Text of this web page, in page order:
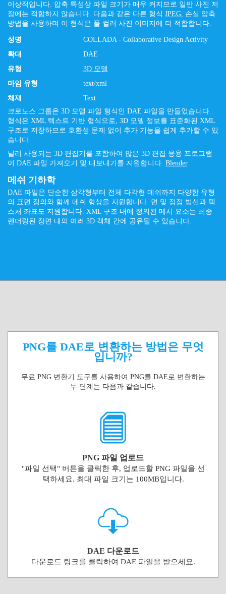
이상적입니다. 압축 특성상 파일 크기가 매우 커지므로 일반 사진 저
장에는 적합하지 않습니다. 다음과 같은 다른 형식 JPEG, 손실 압축
방법을 사용하며 이 형식은 풀 컬러 사진 이미지에 더 적합합니다.
성명
COLLADA - Collaborative Design Activity
확대
DAE
유형
3D 모델
마임 유형
text/xml
체재
Text
크로노스 그룹은 3D 모델 파일 형식인 DAE 파일을 만들었습니다.
형식은 XML 텍스트 기반 형식으로, 3D 모델 정보를 표준화된 XML
구조로 저장하므로 호환성 문제 없이 추가 기능을 쉽게 추가할 수 있
습니다.
널리 사용되는 3D 편집기를 포함하여 많은 3D 편집 응용 프로그램
이 DAE 파일 가져오기 및 내보내기를 지원합니다. Blender.
메쉬 기하학
DAE 파일은 단순한 삼각형부터 전체 다각형 메쉬까지 다양한 유형
의 표면 정의와 함께 메쉬 형상을 지원합니다. 면 및 정점 법선과 텍
스처 좌표도 지원합니다. XML 구조 내에 정의된 메시 요소는 최종
렌더링된 장면 내의 여러 3D 객체 간에 공유될 수 있습니다.
PNG를 DAE로 변환하는 방법은 무엇
입니까?
무료 PNG 변환기 도구를 사용하여 PNG를 DAE로 변환하는
두 단계는 다음과 같습니다.
PNG 파일 업로드
"파일 선택" 버튼을 클릭한 후, 업로드할 PNG 파일을 선
택하세요. 최대 파일 크기는 100MB입니다.
DAE 다운로드
다운로드 링크를 클릭하여 DAE 파일을 받으세요.